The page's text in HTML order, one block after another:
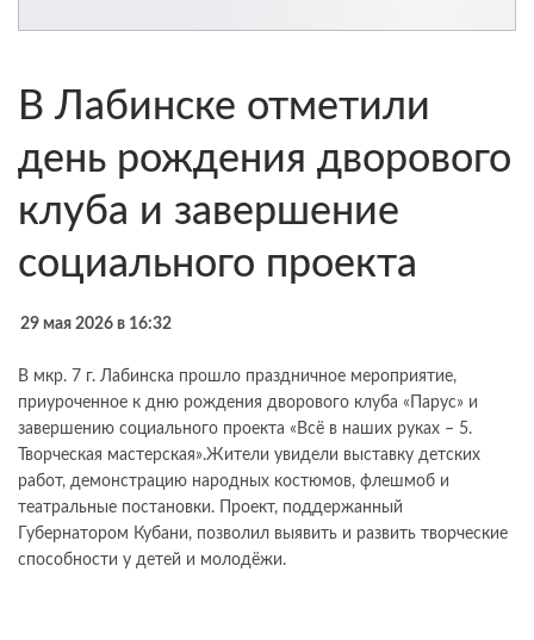
В Лабинске отметили
день рождения дворового
клуба и завершение
социального проекта
29 мая 2026 в 16:32
В мкр. 7 г. Лабинска прошло праздничное мероприятие,
приуроченное к дню рождения дворового клуба «Парус» и
завершению социального проекта «Всё в наших руках – 5.
Творческая мастерская».Жители увидели выставку детских
работ, демонстрацию народных костюмов, флешмоб и
театральные постановки. Проект, поддержанный
Губернатором Кубани, позволил выявить и развить творческие
способности у детей и молодёжи.